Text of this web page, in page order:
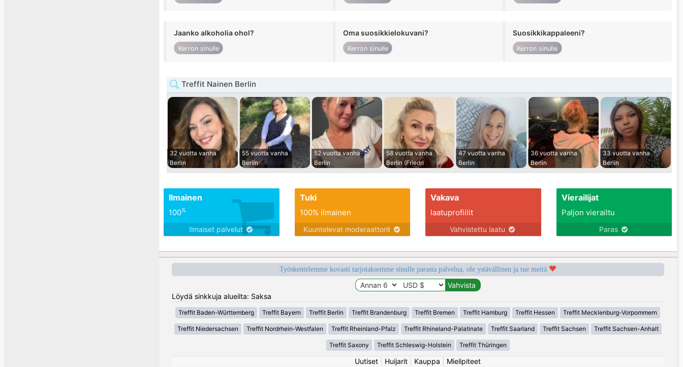
Jaanko alkoholia ohol?
Kerron sinulle
Oma suosikkielokuvani?
Kerron sinulle
Suosikkikappaleeni?
Kerron sinulle
Treffit Nainen Berlin
32 vuotta vanha
Berlin
55 vuotta vanha
Berlin
52 vuotta vanha
Berlin
58 vuotta vanha
Berlin (Friedri
47 vuotta vanha
Berlin
36 vuotta vanha
Berlin
33 vuotta vanha
Berlin
Ilmainen
100%
Ilmaiset palvelut
Tuki
100% ilmainen
Kuuntelevat moderaattorit
Vakava
laatuprofiilit
Vahvistettu laatu
Vierailijat
Paljon vierailtu
Paras
Työskentelemme kovasti tarjotaksemme sinulle parasta palvelua, ole ystävällinen ja tue meitä
Löydä sinkkuja alueilta: Saksa
Treffit Baden-Württemberg Treffit Bayern Treffit Berlin Treffit Brandenburg Treffit Bremen Treffit Hamburg Treffit Hessen Treffit Mecklenburg-Vorpommern
Treffit Niedersachsen Treffit Nordrhein-Westfalen Treffit Rheinland-Pfalz Treffit Rhineland-Palatinate Treffit Saarland Treffit Sachsen Treffit Sachsen-Anhalt
Treffit Saxony Treffit Schleswig-Holstein Treffit Thüringen
Uutiset Huijarit Kauppa Mielipiteet